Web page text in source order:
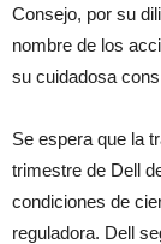
Consejo, por su
nombre de los
su cuidadosa
Se espera que la
trimestre de Dell
condiciones de
reguladora. Dell